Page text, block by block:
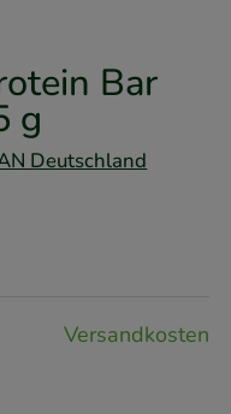
Bar
g
Deutschland
Versandkosten